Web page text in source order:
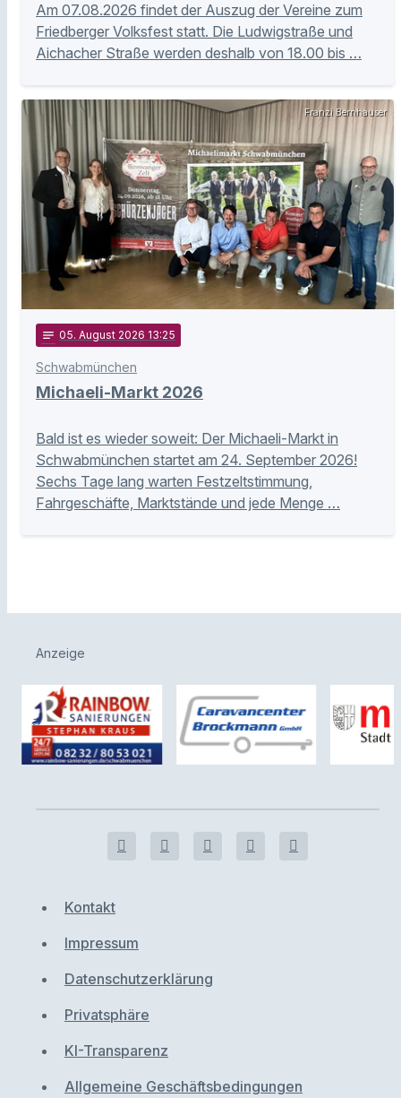
Am 07.08.2026 findet der Auszug der Vereine zum
Friedberger Volksfest statt. Die Ludwigstraße und
Aichacher Straße werden deshalb von 18.00 bis …
Franzi Bernhauser
notes 05. August 2026 13:25
Schwabmünchen
Michaeli-Markt 2026
Bald ist es wieder soweit: Der Michaeli-Markt in
Schwabmünchen startet am 24. September 2026!
Sechs Tage lang warten Festzeltstimmung,
Fahrgeschäfte, Marktstände und jede Menge …
Anzeige
Kontakt
Impressum
Datenschutzerklärung
Privatsphäre
KI-Transparenz
Allgemeine Geschäftsbedingungen